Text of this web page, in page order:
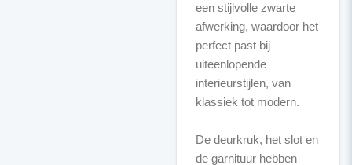
een stijlvolle zwarte
afwerking, waardoor het
perfect past bij
uiteenlopende
interieurstijlen, van
klassiek tot modern.
De deurkruk, het slot en
de garnituur hebben